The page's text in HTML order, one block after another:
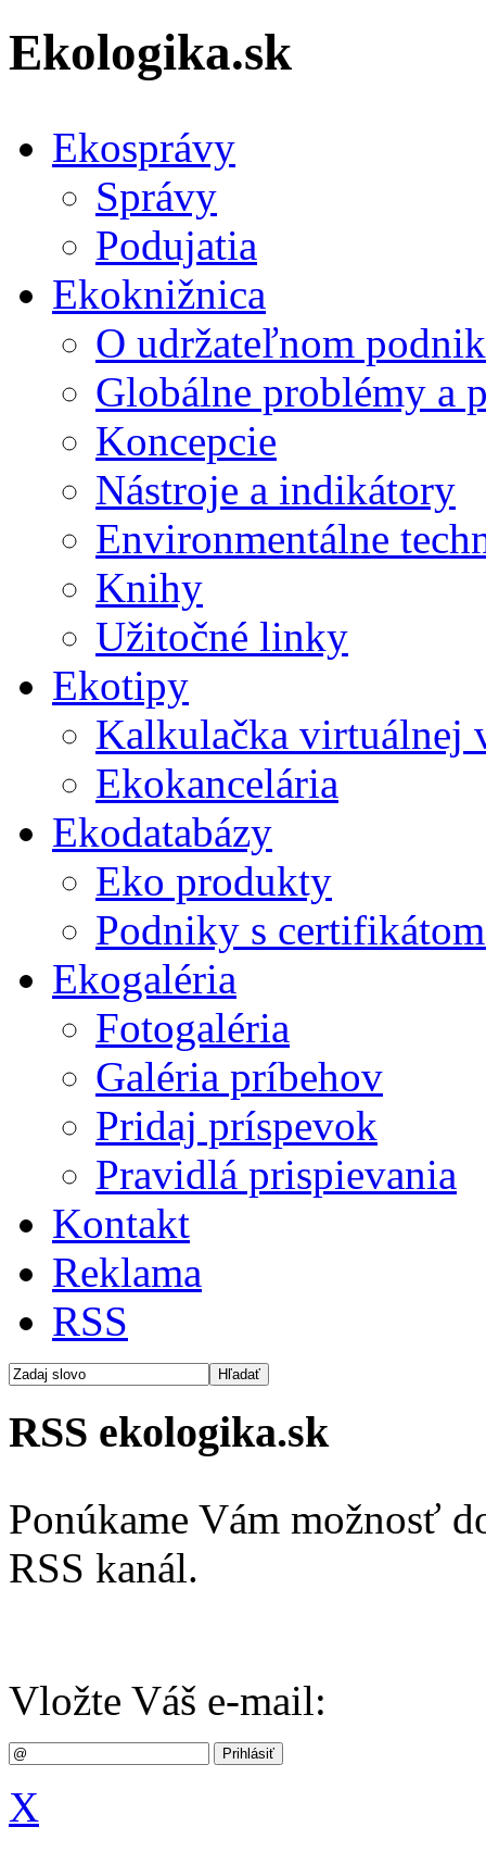
Ekologika.sk
Ekosprávy
Správy
Podujatia
Ekoknižnica
O udržateľnom
Globálne problémy a
Koncepcie
Nástroje a indikátory
Environmentálne
Knihy
Užitočné linky
Ekotipy
Kalkulačka virtuálnej
Ekokancelária
Ekodatabázy
Eko produkty
Podniky s
Ekogaléria
Fotogaléria
Galéria príbehov
Pridaj príspevok
Pravidlá prispievania
Kontakt
Reklama
RSS
RSS ekologika.sk
Ponúkame Vám možnosť
RSS kanál.
Vložte Váš e-mail:
X